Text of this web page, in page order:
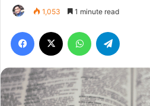
1,053 1 minute read
Facebook WhatsApp